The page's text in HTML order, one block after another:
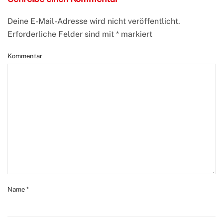
Deine E-Mail-Adresse wird nicht veröffentlicht.
Erforderliche Felder sind mit * markiert
Kommentar
Name *